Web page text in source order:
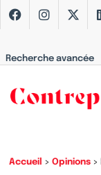
Recherche avancée
Accueil > Opinions>